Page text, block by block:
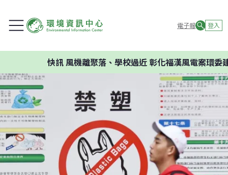
電子報 登入
風機離聚落、學校過近 彰化福漢風電案環委建議不應